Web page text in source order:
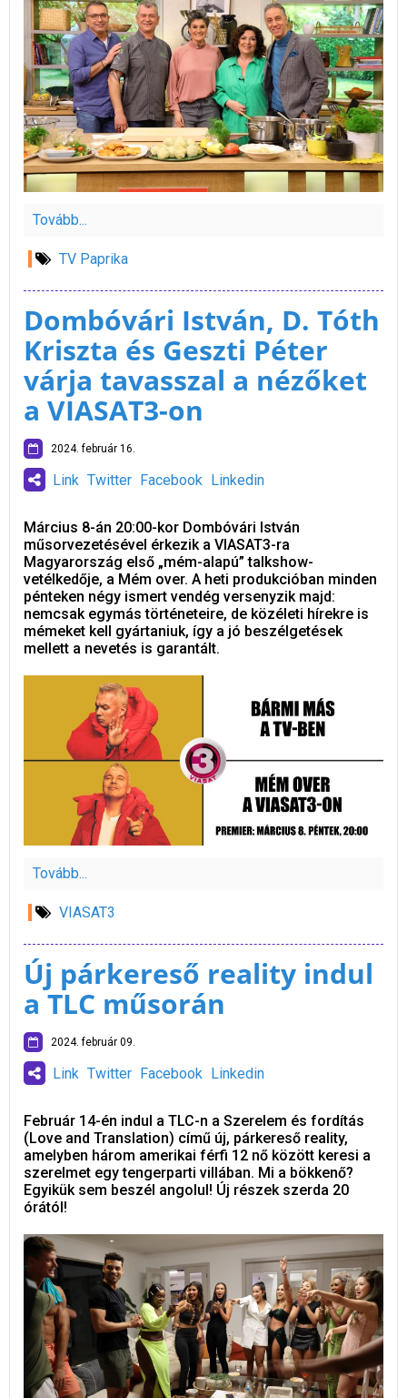
Tovább...
TV Paprika
Dombóvári István, D. Tóth
Kriszta és Geszti Péter
várja tavasszal a nézőket
a VIASAT3-on
2024. február 16.
Link Twitter Facebook Linkedin
Március 8-án 20:00-kor Dombóvári István
műsorvezetésével érkezik a VIASAT3-ra
Magyarország első „mém-alapú” talkshow-
vetélkedője, a Mém over. A heti produkcióban minden
pénteken négy ismert vendég versenyzik majd:
nemcsak egymás történeteire, de közéleti hírekre is
mémeket kell gyártaniuk, így a jó beszélgetések
mellett a nevetés is garantált.
Tovább...
VIASAT3
Új párkereső reality indul
a TLC műsorán
2024. február 09.
Link Twitter Facebook Linkedin
Február 14-én indul a TLC-n a Szerelem és fordítás
(Love and Translation) című új, párkereső reality,
amelyben három amerikai férfi 12 nő között keresi a
szerelmet egy tengerparti villában. Mi a bökkenő?
Egyikük sem beszél angolul! Új részek szerda 20
órától!